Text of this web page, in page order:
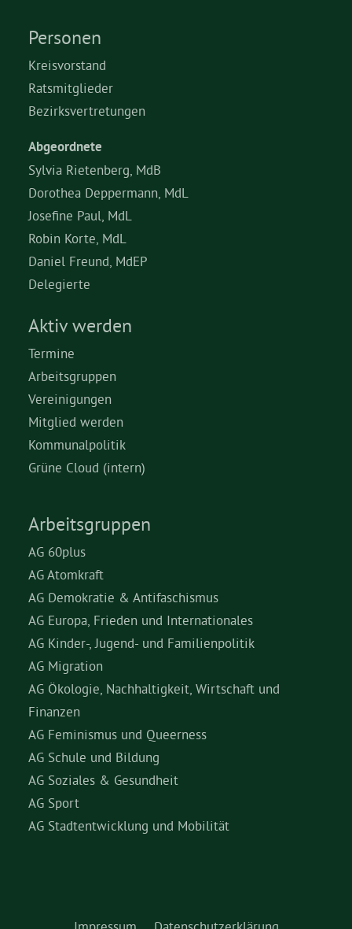
Personen
Kreisvorstand
Ratsmitglieder
Bezirksvertretungen
Abgeordnete
Sylvia Rietenberg, MdB
Dorothea Deppermann, MdL
Josefine Paul, MdL
Robin Korte, MdL
Daniel Freund, MdEP
Delegierte
Aktiv werden
Termine
Arbeitsgruppen
Vereinigungen
Mitglied werden
Kommunalpolitik
Grüne Cloud (intern)
Arbeitsgruppen
AG 60plus
AG Atomkraft
AG Demokratie & Antifaschismus
AG Europa, Frieden und Internationales
AG Kinder-, Jugend- und Familienpolitik
AG Migration
AG Ökologie, Nachhaltigkeit, Wirtschaft und
Finanzen
AG Feminismus und Queerness
AG Schule und Bildung
AG Soziales & Gesundheit
AG Sport
AG Stadtentwicklung und Mobilität